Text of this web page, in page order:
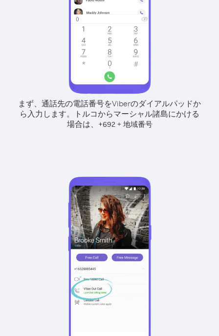
まず、通話先の電話番号をViberのダイアルパッドか
ら入力します。
トルコからマーシャル諸島にかける
場合は、
+692+ 地域番号